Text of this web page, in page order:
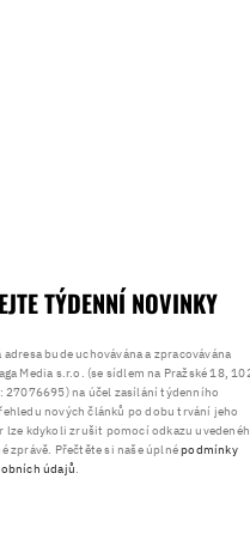
TÝDENNÍ NOVINKY
adresa bude uchovávána a zpracovávána
Media s.r.o. (se sídlem na Pražské 18,
27076695) na účel zasílání týdenního
nových článků po dobu trvání jeho
lze kdykoli zrušit pomocí odkazu
zprávě. Přečtěte si naše úplnépodmínky
údajů.